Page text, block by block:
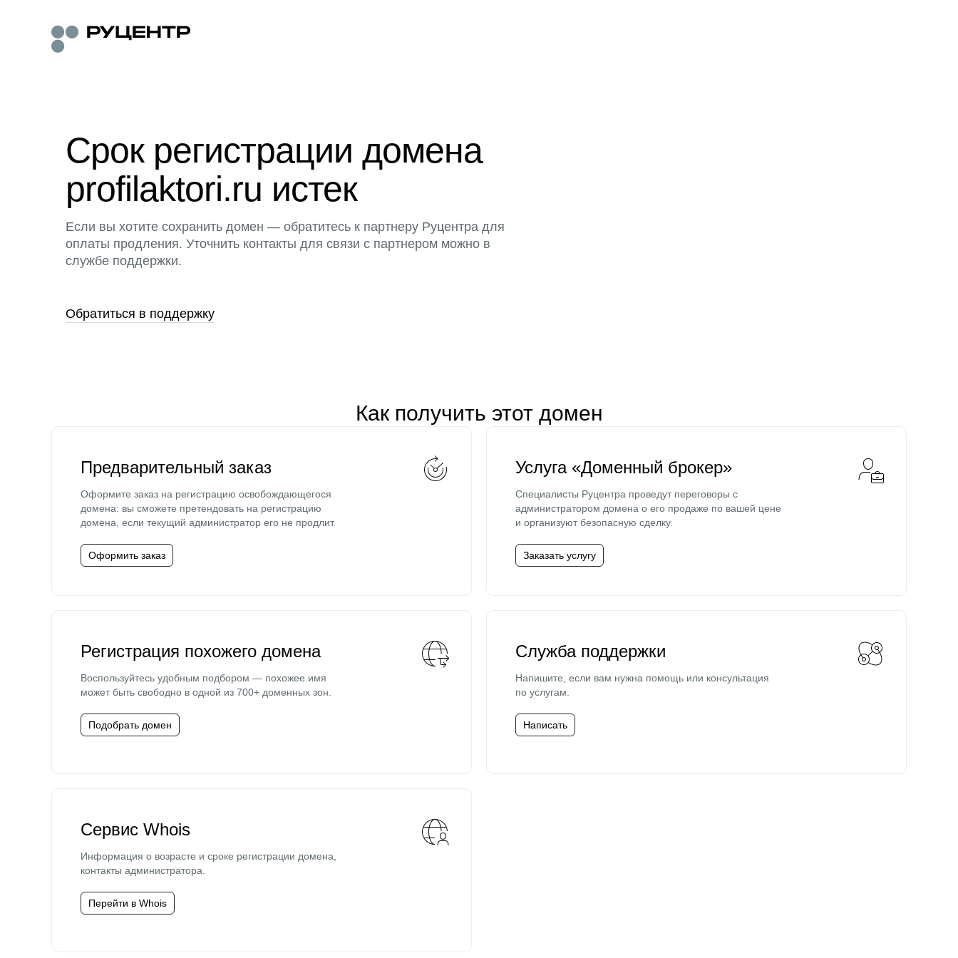
Срок регистрации домена
profilaktori.ru истек
Если вы хотите сохранить домен — обратитесь к партнеру Руцентра для
оплаты продления. Уточнить контакты для связи с партнером можно в
службе поддержки.
Обратиться в поддержку
Как получить этот домен
Предварительный заказ
Оформите заказ на регистрацию освобождающегося
домена: вы сможете претендовать на регистрацию
домена, если текущий администратор его не продлит.
Оформить заказ
Услуга «Доменный брокер»
Специалисты Руцентра проведут переговоры с
администратором домена о его продаже по вашей цене
и организуют безопасную сделку.
Заказать услугу
Регистрация похожего домена
Воспользуйтесь удобным подбором — похожее имя
может быть свободно в одной из 700+ доменных зон.
Подобрать домен
Служба поддержки
Напишите, если вам нужна помощь или консультация
по услугам.
Написать
Сервис Whois
Информация о возрасте и сроке регистрации домена,
контакты администратора.
Перейти в Whois